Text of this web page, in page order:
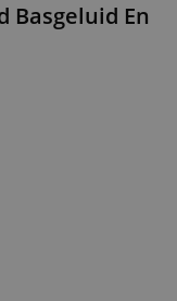
Basgeluid En